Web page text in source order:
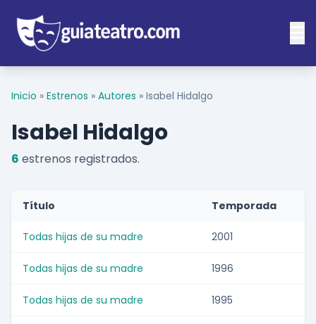
Inicio » Estrenos » Autores » Isabel Hidalgo
Isabel Hidalgo
6 estrenos registrados.
Título Temporada
Todas hijas de su madre 2001
Todas hijas de su madre 1996
Todas hijas de su madre 1995